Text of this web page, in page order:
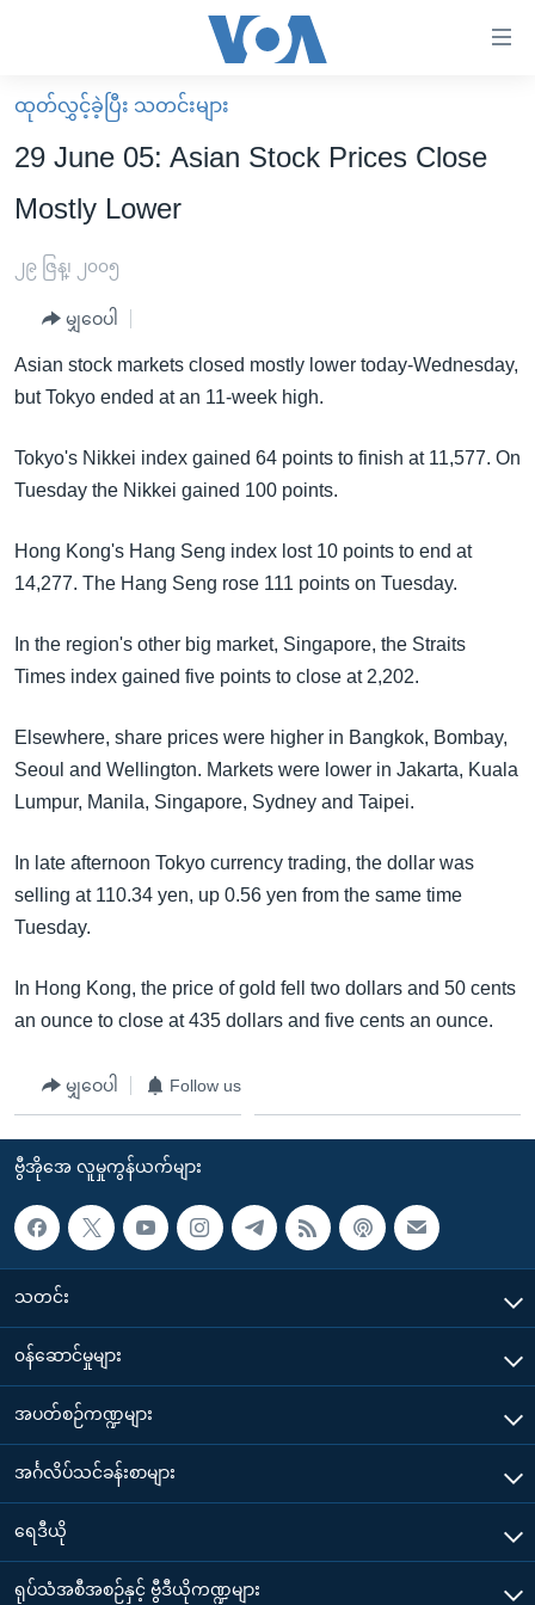
လွယ်ကူ
စေ
သည့်
များ
အ
ညွန်း
သို့
ကျော်
ရန်
ရှာဖွေ
ရန်
ကျော်
ရန်
မူလစာမျက်နှာ
မြန်မာ
ကမ္ဘာ့သတင်းများ
နိုင်ငံတကာ
ဗွီဒီယို
ရပ်ဝန်းတခု လမ်းတခု အလွန်
မကြေးမုံရဲ့ အင်္ဂလိပ်စာ
သုတပဒေသာ အင်္ဂလိပ်စာ
ရေဒီယို
ရေဒီယိုနှင့်ရုပ်သံ အချက်အလက်များ
Learning English
ဗွီအိုအေ လူမှုကွန်ယက်များ
ဘာသာစကားများ
ထုတ်လွှင့်ခဲ့ပြီး သတင်းများ
29 June 05: Asian Stock Prices Close
Mostly Lower
၂၉ ဇြန္၊ ၂၀၀၅
မျှဝေပါ
Asian stock markets closed mostly lower today-Wednesday,
but Tokyo ended at an 11-week high.
Tokyo's Nikkei index gained 64 points to finish at 11,577. On
Tuesday the Nikkei gained 100 points.
Hong Kong's Hang Seng index lost 10 points to end at
14,277. The Hang Seng rose 111 points on Tuesday.
In the region's other big market, Singapore, the Straits
Times index gained five points to close at 2,202.
Elsewhere, share prices were higher in Bangkok, Bombay,
Seoul and Wellington. Markets were lower in Jakarta, Kuala
Lumpur, Manila, Singapore, Sydney and Taipei.
In late afternoon Tokyo currency trading, the dollar was
selling at 110.34 yen, up 0.56 yen from the same time
Tuesday.
In Hong Kong, the price of gold fell two dollars and 50 cents
an ounce to close at 435 dollars and five cents an ounce.
မျှဝေပါ Follow us
ဗွီအိုအေ လူမှုကွန်ယက်များ
သတင်း
၀န်ဆောင်မှုများ
အပတ်စဉ်ကဏ္ဍများ
အင်္ဂလိပ်သင်ခန်းစာများ
ရေဒီယို
ရုပ်သံအစီအစဉ်နှင့် ဗွီဒီယိုကဏ္ဍများ